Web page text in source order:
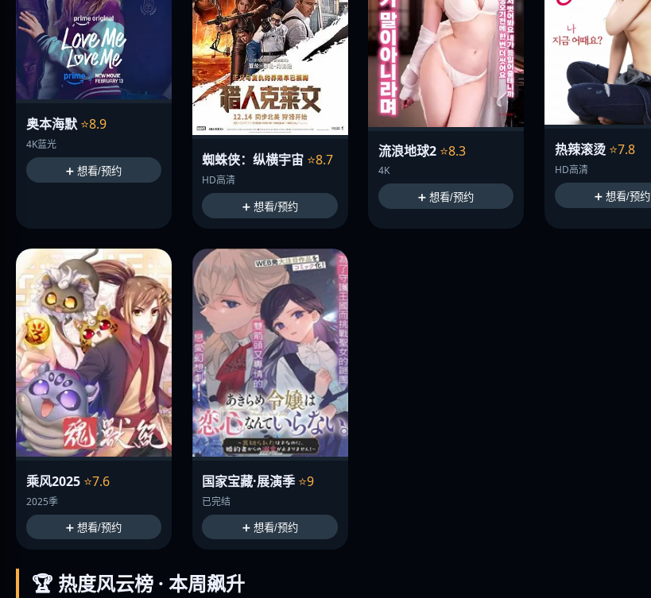
奥本海默 ⭐8.9
4K蓝光
➕ 想看/预约
蜘蛛侠：纵横宇宙 ⭐8.7
HD高清
➕ 想看/预约
流浪地球2 ⭐8.3
4K
➕ 想看/预约
热辣滚烫 ⭐7.8
HD高清
➕ 想看/预约
乘风2025 ⭐7.6
2025季
➕ 想看/预约
国家宝藏·展演季 ⭐9
已完结
➕ 想看/预约
🏆 热度风云榜 · 本周飙升